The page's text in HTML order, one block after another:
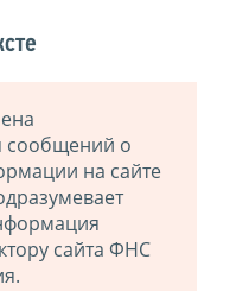
сообщений о
на сайте
сайта ФНС